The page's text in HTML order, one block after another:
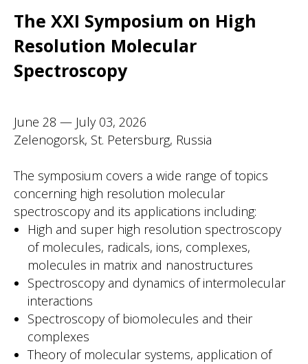
The XXI Symposium on High
Resolution Molecular
Spectroscopy
June 28 — July 03, 2026
Zelenogorsk, St. Petersburg, Russia
The symposium covers a wide range of topics
concerning high resolution molecular
spectroscopy and its applications including:
High and super high resolution spectroscopy
of molecules, radicals, ions, complexes,
molecules in matrix and nanostructures
Spectroscopy and dynamics of intermolecular
interactions
Spectroscopy of biomolecules and their
complexes
Theory of molecular systems, application of